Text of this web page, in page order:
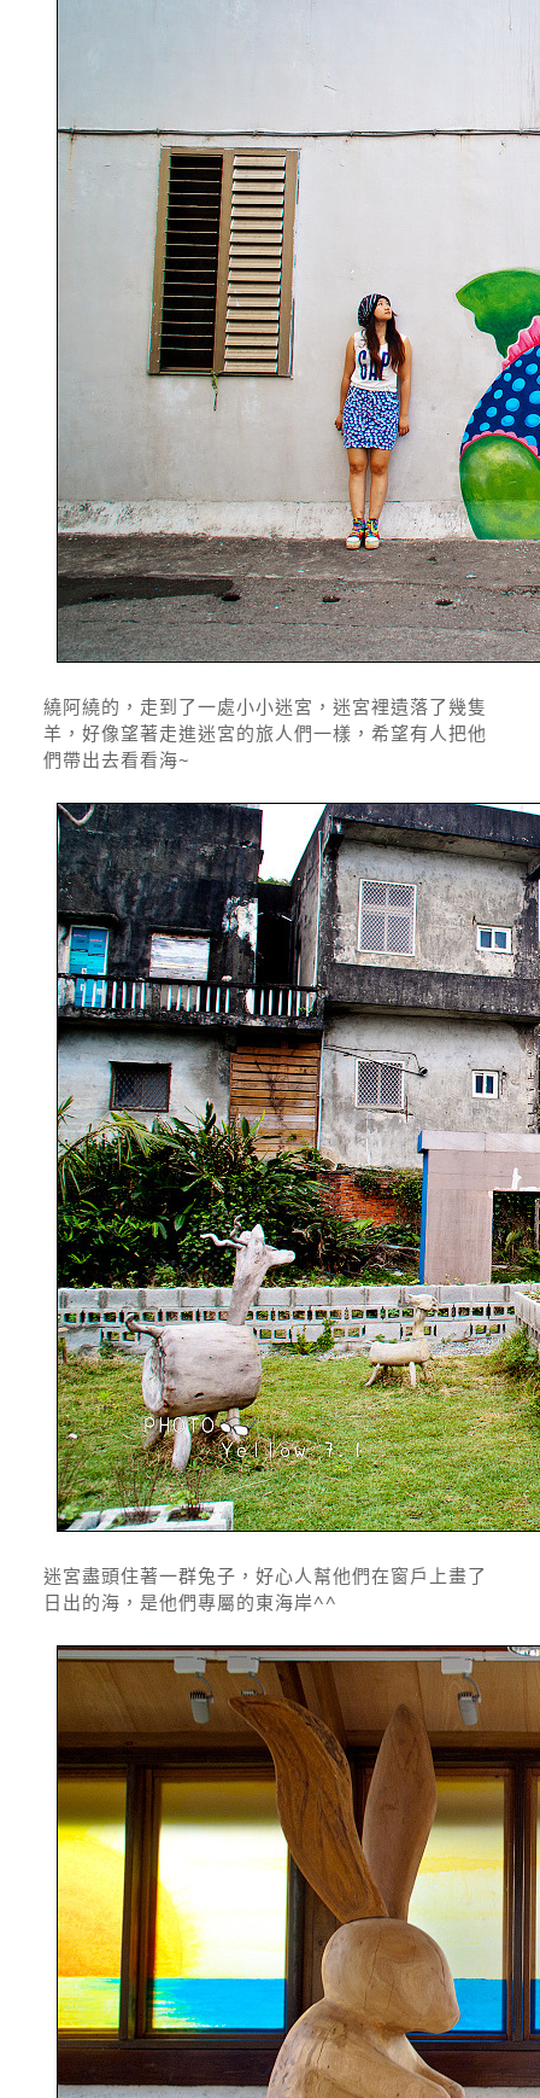
繞阿繞的，走到了一處小小迷宮，迷宮裡遺落了幾隻
羊，好像望著走進迷宮的旅人們一樣，希望有人把他
們帶出去看看海~
迷宮盡頭住著一群兔子，好心人幫他們在窗戶上畫了
日出的海，是他們專屬的東海岸^^